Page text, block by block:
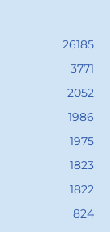
26185
3771
2052
1986
1975
1823
1822
824